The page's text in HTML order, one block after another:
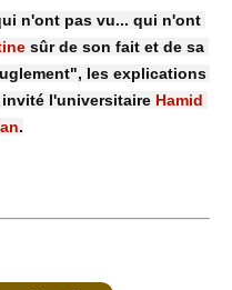
n'ont pas vu... qui n'ont
sûr de son fait et de sa
les explications
l'universitaire Hamid
.